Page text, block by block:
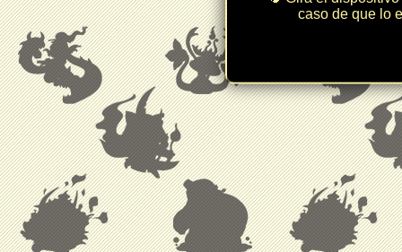
caso de que lo